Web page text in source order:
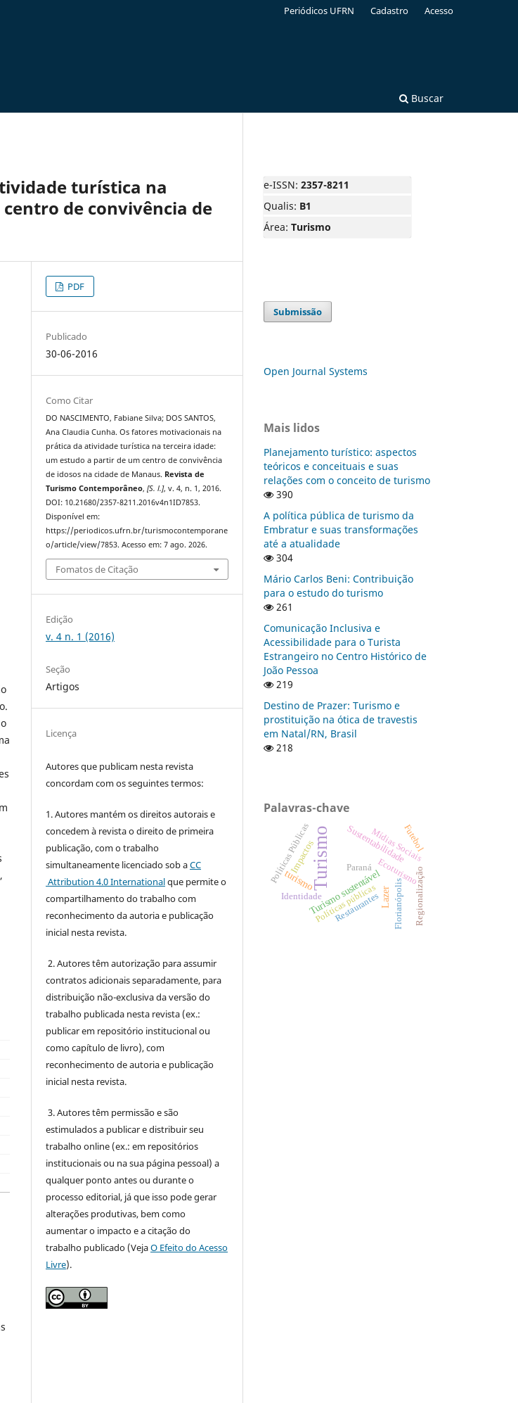
Buscar
Periódicos UFRN Cadastro Acesso
turística na
de convivência de
PDF
Publicado
30-06-2016
Como Citar
DO NASCIMENTO, Fabiane Silva; DOS SANTOS,
Ana Claudia Cunha. Os fatores motivacionais na
prática da atividade turística na terceira idade:
um estudo a partir de um centro de convivência
de idosos na cidade de Manaus. Revista de
Turismo Contemporâneo,[S. l.], v. 4, n. 1, 2016.
DOI: 10.21680/2357-8211.2016v4n1ID7853.
Disponível em:
https://periodicos.ufrn.br/turismocontemporane
o/article/view/7853. Acesso em: 7 ago. 2026.
Fomatos de Citação
Edição
v. 4 n. 1 (2016)
Seção
Artigos
Licença
Autores que publicam nesta revista
concordam com os seguintes termos:
1. Autores mantém os direitos autorais e
concedem à revista o direito de primeira
publicação, com o trabalho
simultaneamente licenciado sob aCC
Attribution 4.0 Internationalque permite o
compartilhamento do trabalho com
reconhecimento da autoria e publicação
inicial nesta revista.
2. Autores têm autorização para assumir
contratos adicionais separadamente, para
distribuição não-exclusiva da versão do
trabalho publicada nesta revista (ex.:
publicar em repositório institucional ou
como capítulo de livro), com
reconhecimento de autoria e publicação
inicial nesta revista.
3. Autores têm permissão e são
estimulados a publicar e distribuir seu
trabalho online (ex.: em repositórios
institucionais ou na sua página pessoal) a
qualquer ponto antes ou durante o
processo editorial, já que isso pode gerar
alterações produtivas, bem como
aumentar o impacto e a citação do
trabalho publicado (VejaO Efeito do Acesso
Livre).
e-ISSN: 2357-8211
Qualis: B1
Área: Turismo
Submissão
Open Journal Systems
Mais lidos
Planejamento turístico: aspectos
teóricos e conceituais e suas
relações com o conceito de turismo
390
A política pública de turismo da
Embratur e suas transformações
até a atualidade
304
Mário Carlos Beni: Contribuição
para o estudo do turismo
261
Comunicação Inclusiva e
Acessibilidade para o Turista
Estrangeiro no Centro Histórico de
João Pessoa
219
Destino de Prazer: Turismo e
prostituição na ótica de travestis
em Natal/RN, Brasil
218
Palavras-chave
Turismo
Turismo sustentável
turismo
Impactos
Lazer
Sustentabilidade
Ecoturismo
Florianópolis
Mídias Sociais
Políticas públicas Regionalização
Restaurantes
Paraná
Políticas Públicas
Identidade
Futebol